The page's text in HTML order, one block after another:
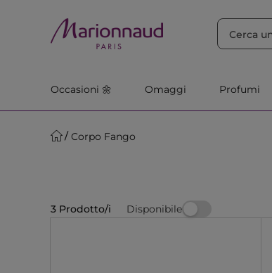
Occasioni 🌼 Omaggi Profumi
Corpo Fango
3 Prodotto/i Disponibile